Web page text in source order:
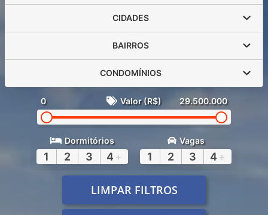
CIDADES
BAIRROS
CONDOMÍNIOS
0 Valor (R$) 29.500.000
Dormitórios
1 2 3 4 +
Vagas
1 2 3 4 +
LIMPAR FILTROS